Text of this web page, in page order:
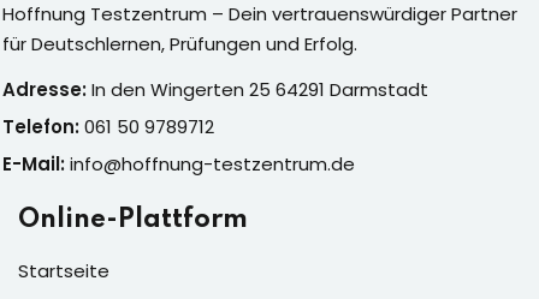
Hoffnung Testzentrum – Dein vertrauenswürdiger Partner
für Deutschlernen, Prüfungen und Erfolg.
Adresse:In den Wingerten 25 64291 Darmstadt
Telefon:061 50 9789712
E-Mail:info@hoffnung-testzentrum.de
Online-Plattform
Startseite